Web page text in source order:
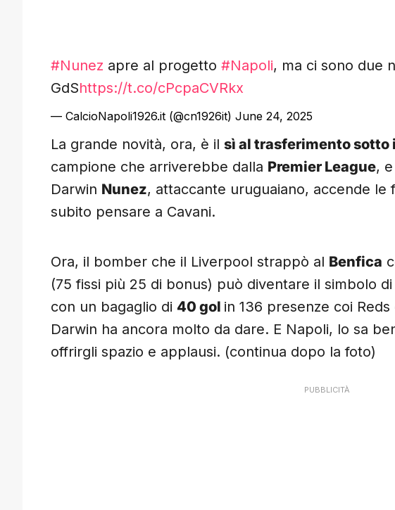
#Nunez apre al progetto #Napoli, ma ci sono due
GdShttps://t.co/cPcpaCVRkx
— CalcioNapoli1926.it (@cn1926it) June 24, 2025
La grande novità, ora, è il sì al trasferimento sotto
campione che arriverebbe dalla Premier League,
Darwin Nunez, attaccante uruguaiano, accende le
subito pensare a Cavani.
Ora, il bomber che il Liverpool strappò al Benfica
(75 fissi più 25 di bonus) può diventare il simbolo
con un bagaglio di 40 gol in 136 presenze coi
Darwin ha ancora molto da dare. E Napoli, lo sa
offrirgli spazio e applausi. (continua dopo la foto)